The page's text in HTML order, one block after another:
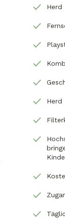
Herd
Herd